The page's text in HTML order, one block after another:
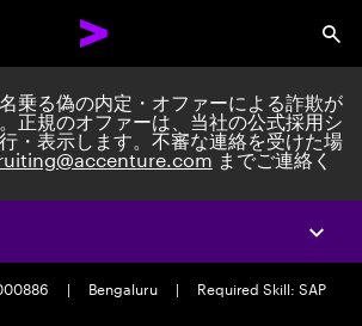
乗る偽の内定・オファーによる詐欺が
正規のオファーは、当社の公式採用シ
・表示します。不審な連絡を受けた場
までご連絡く
Associate Manager
Full time
| Bengaluru |
Required Skill: SAP